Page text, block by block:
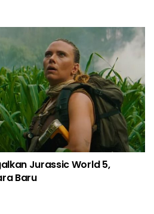
Jurassic World 5,
Baru